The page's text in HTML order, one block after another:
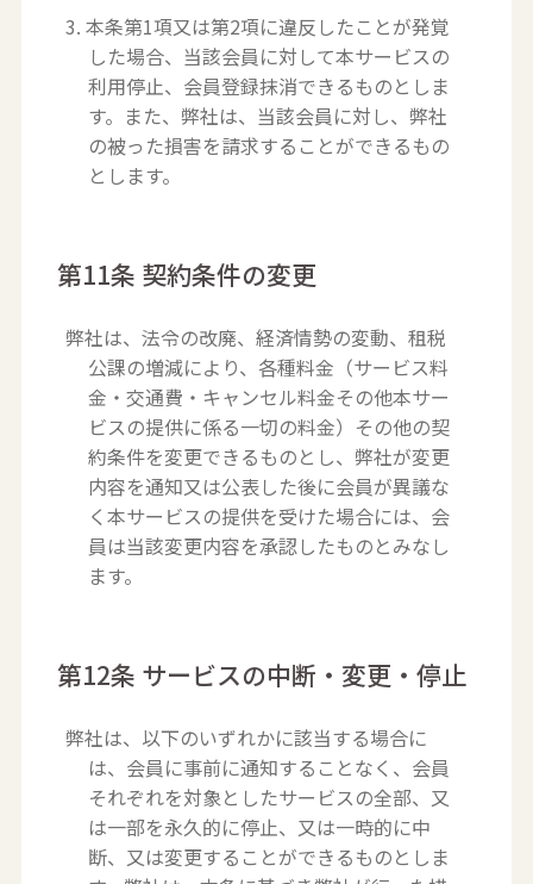
3. 本条第1項又は第2項に違反したことが発覚
した場合、当該会員に対して本サービスの
利用停止、会員登録抹消できるものとしま
す。また、弊社は、当該会員に対し、弊社
の被った損害を請求することができるもの
とします。
第11条 契約条件の変更
弊社は、法令の改廃、経済情勢の変動、租税
公課の増減により、各種料金（サービス料
金・交通費・キャンセル料金その他本サー
ビスの提供に係る一切の料金）その他の契
約条件を変更できるものとし、弊社が変更
内容を通知又は公表した後に会員が異議な
く本サービスの提供を受けた場合には、会
員は当該変更内容を承認したものとみなし
ます。
第12条 サービスの中断・変更・停止
弊社は、以下のいずれかに該当する場合に
は、会員に事前に通知することなく、会員
それぞれを対象としたサービスの全部、又
は一部を永久的に停止、又は一時的に中
断、又は変更することができるものとしま